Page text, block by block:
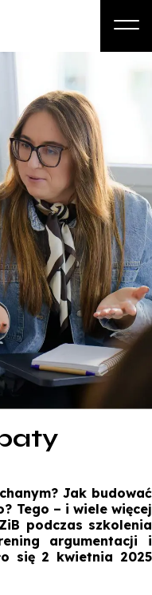
podyplomowe i kursy
Kandydat
Student
Biznes
Zapisz się na studia
Jak budować
Tego – i wiele więcej
podczas szkolenia
argumentacji i
się 2 kwietnia 2025